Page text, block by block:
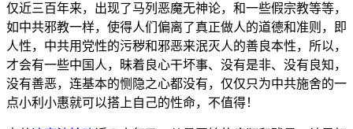
仅近三百年来，出现了马列恶魔无神论，和一些假宗教等等，
如中共邪教一样，使得人们偏离了真正做人的道德和准则，即
人性，中共用党性的污秽和邪恶来泯灭人的善良本性，所以，
才会有一些中国人，昧着良心干坏事、没有是非、没有良知，
没有善恶，连基本的恻隐之心都没有，仅仅只为中共施舍的一
点小利小惠就可以搭上自己的性命，不值得！